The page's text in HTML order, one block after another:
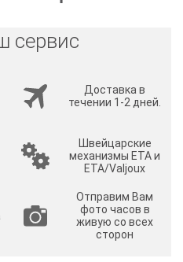
сервис
Доставка в
течении 1-2 дней.
Швейцарские
механизмы ETA и
ETA/Valjoux
Отправим Вам
фото часов в
живую со всех
сторон